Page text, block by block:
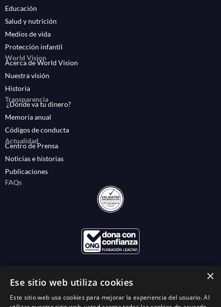
Educación
Salud y nutrición
Medios de vida
Protección infantil
World Vision
Acerca de World Vision
Nuestra visión
Historia
Transparencia
¿Dónde va tu dinero?
Memoria anual
Códigos de conducta
Actualidad
Centro de Prensa
Noticias e historias
Publicaciones
FAQs
×
Ese sitio web utiliza cookies
Este sitio web usa cookies para mejorar la experiencia del usuario. Al